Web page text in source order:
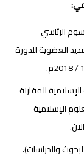
الرئاسي
25 / 11 / 2015م. ثم تمديد العضوية للدورة
المقارنة
الإسلامية
والدراسات)،